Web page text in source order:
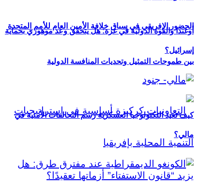
الحضور الإفريقي في سباق خلافة الأمين العام للأمم المتحدة
بين طموحات التمثيل وتحديات المنافسة الدولية
أوغندا والقوة الدولية في غزة: هل يتحقق وعد موهوزي بحماية
إسرائيل؟
كيف تعيد التكنولوجيا العسكرية رسم التحالفات الأمنية في
مالي؟